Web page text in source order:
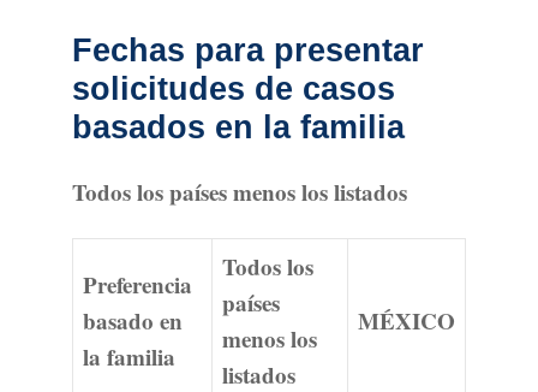
Fechas para presentar
solicitudes de casos
basados en la familia
Todos los países menos los listados
Preferencia
basado en
la familia
Todos los
países
menos los
listados
MÉXICO